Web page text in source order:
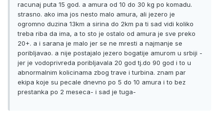
racunaj puta 15 god. a amura od 10 do 30 kg po komadu.
strasno. ako ima jos nesto malo amura, ali jezero je
ogromno duzina 13km a sirina do 2km pa ti sad vidi koliko
treba riba da ima, a to sto je ostalo od amura je sve preko
20+. a i sarana je malo jer se ne mresti a najmanje se
poribljavao. a nije postajalo jezero bogatije amurom u srbiji -
jer je vodoprivreda poribljavala 20 god tj.do 90 god i to u
abnormalnim kolicinama zbog trave i turbina. znam par
ekipa koje su pecale dnevno po 5 do 10 amura i to bez
prestanka po 2 meseca- i sad je tuga-